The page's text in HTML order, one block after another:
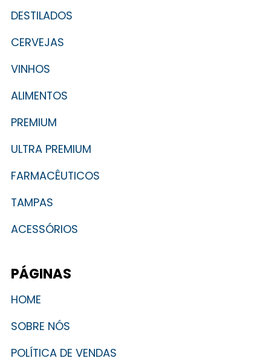
DESTILADOS
CERVEJAS
VINHOS
ALIMENTOS
PREMIUM
ULTRA PREMIUM
FARMACÊUTICOS
TAMPAS
ACESSÓRIOS
PÁGINAS
HOME
SOBRE NÓS
POLÍTICA DE VENDAS